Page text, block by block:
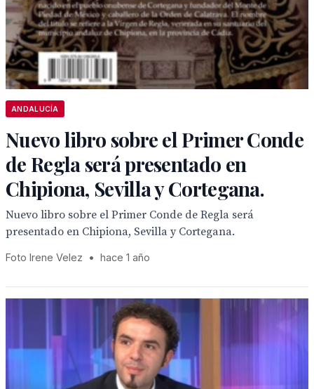
ANDALUCÍA
Nuevo libro sobre el Primer Conde
de Regla será presentado en
Chipiona, Sevilla y Cortegana.
Nuevo libro sobre el Primer Conde de Regla será
presentado en Chipiona, Sevilla y Cortegana.
Foto Irene Velez • hace 1 año